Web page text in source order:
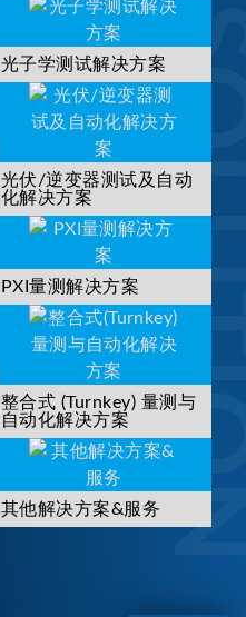
光子学测试解决方案
光伏/逆变器测试及自动
化解决方案
PXI量测解决方案
整合式 (Turnkey) 量测与
自动化解决方案
其他解决方案&服务